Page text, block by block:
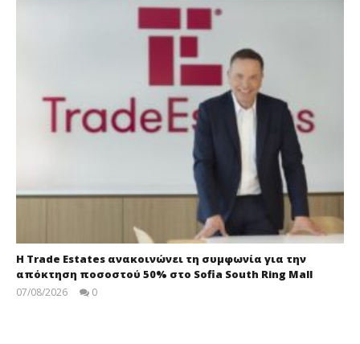
Η Trade Estates ανακοινώνει τη συμφωνία για την
απόκτηση ποσοστού 50% στο Sofia South Ring Mall
07/08/2026 0